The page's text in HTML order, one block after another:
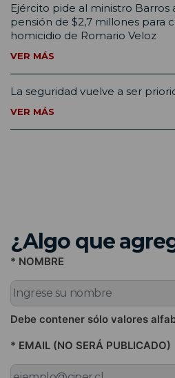
Ejército pide al ministro
pensión de $2,7 millones para
homicidio de Romario Veloz
VER MÁS
La seguridad vuelve a ser
VER MÁS
¿Algo que
* NOMBRE
Debe contener sólo valores
* EMAIL (NO SERÁ PUBLICADO)